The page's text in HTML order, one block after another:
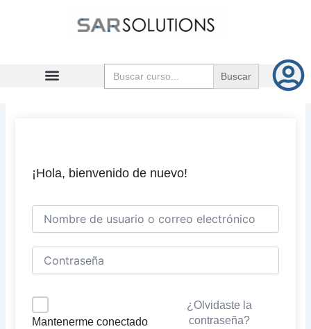
Buscar:
¡Hola, bienvenido de nuevo!
Mantenerme conectado
¿Olvidaste la
contraseña?